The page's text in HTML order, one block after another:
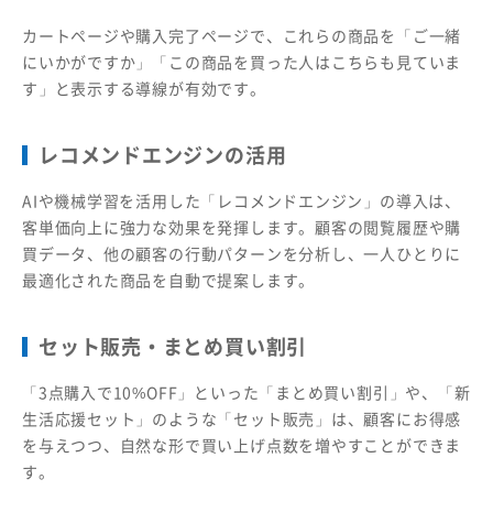
カートページや購入完了ページで、これらの商品を「ご一緒
にいかがですか」「この商品を買った人はこちらも見ていま
す」と表示する導線が有効です。
レコメンドエンジンの活用
AIや機械学習を活用した「レコメンドエンジン」の導入は、
客単価向上に強力な効果を発揮します。顧客の閲覧履歴や購
買データ、他の顧客の行動パターンを分析し、一人ひとりに
最適化された商品を自動で提案します。
セット販売・まとめ買い割引
「3点購入で10%OFF」といった「まとめ買い割引」や、「新
生活応援セット」のような「セット販売」は、顧客にお得感
を与えつつ、自然な形で買い上げ点数を増やすことができま
す。